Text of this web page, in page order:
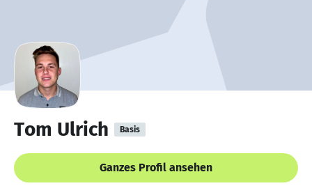
Tom Ulrich Basis
Ganzes Profil ansehen